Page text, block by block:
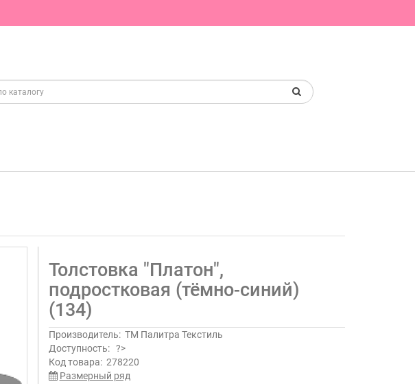
Толстовка "Платон",
подростковая (тёмно-синий)
(134)
Производитель: ТМ Палитра Текстиль
Доступность: ?>
Код товара: 278220
Размерный ряд